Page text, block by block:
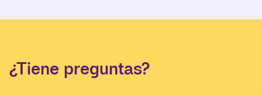
¿Tiene preguntas?